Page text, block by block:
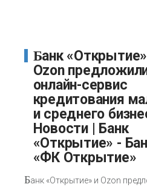
Банк «Открытие» и
Ozon
онлайн-сервис
кредитования
и среднего
Новости | Банк
«Открытие» -
«ФК Открытие»
Банк «Открытие» и Ozon